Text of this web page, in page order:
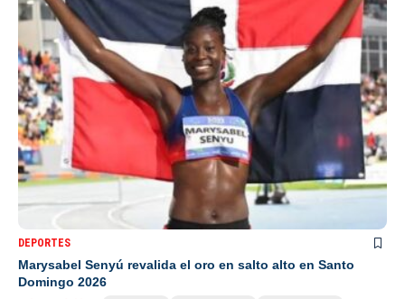
DEPORTES
Marysabel Senyú revalida el oro en salto alto en Santo
Domingo 2026